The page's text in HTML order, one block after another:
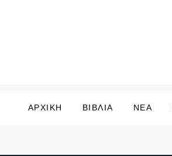
ΑΡΧΙΚΗ ΒΙΒΛΙΑ ΝΕΑ